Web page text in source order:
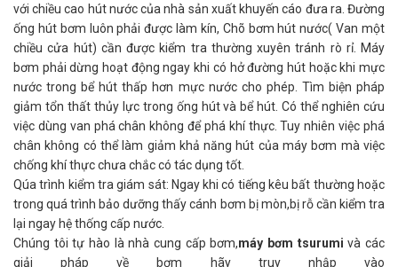
với chiều cao hút nước của nhà sản xuất khuyến cáo đưa ra. Đường
ống hút bơm luôn phải được làm kín, Chõ bơm hút nước( Van một
chiều cửa hút) cần được kiểm tra thường xuyên tránh rò rỉ. Máy
bơm phải dừng hoạt động ngay khi có hở đường hút hoặc khi mực
nước trong bể hút thấp hơn mực nước cho phép. Tìm biện pháp
giảm tổn thất thủy lực trong ống hút và bể hút. Có thể nghiên cứu
việc dùng van phá chân không để phá khí thực. Tuy nhiên việc phá
chân không có thể làm giảm khả năng hút của máy bơm mà việc
chống khí thực chưa chắc có tác dụng tốt.
Qúa trình kiểm tra giám sát: Ngay khi có tiếng kêu bất thường hoặc
trong quá trình bảo dưỡng thấy cánh bơm bị mòn,bị rỗ cần kiểm tra
lại ngay hệ thống cấp nước.
Chúng tôi tự hào là nhà cung cấp bơm,máy bơm tsurumi và các
giải pháp về bơm hãy truy nhập vào